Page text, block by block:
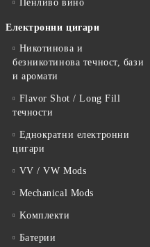
Пенливо вино
Електронни цигари
Никотинова и
безникотинова течност, бази
и аромати
Flavor Shot / Long Fill
течности
Еднократни електронни
цигари
VV / VW Mods
Mechanical Mods
Kомплекти
Батерии